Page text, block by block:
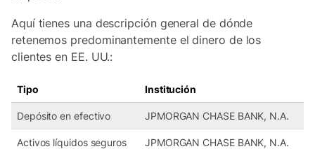
Aquí tienes una descripción general de dónde
retenemos predominantemente el dinero de los
clientes en EE. UU.:
Tipo Institución
Depósito en efectivo JPMORGAN CHASE BANK, N.A.
Activos líquidos seguros JPMORGAN CHASE BANK, N.A.